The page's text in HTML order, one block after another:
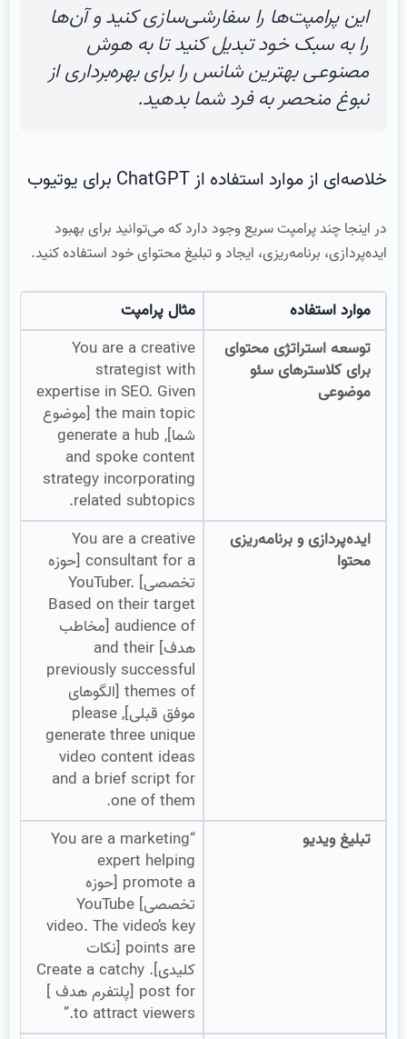
این پرامپت‌ها را سفارشی‌سازی کنید و آن‌ها
را به سبک خود تبدیل کنید تا به هوش
مصنوعی بهترین شانس را برای بهره‌برداری از
نبوغ منحصر به فرد شما بدهید.
خلاصه‌ای از موارد استفاده از ChatGPT برای یوتیوب
در اینجا چند پرامپت سریع وجود دارد که می‌توانید برای بهبود
ایده‌پردازی، برنامه‌ریزی، ایجاد و تبلیغ محتوای خود استفاده کنید.
موارد استفاده
مثال پرامپت
توسعه استراتژی محتوای
برای کلاسترهای سئو
موضوعی
You are a creative
strategist with
expertise in SEO. Given
the main topic [موضوع
شما], generate a hub
and spoke content
strategy incorporating
related subtopics.
ایده‌پردازی و برنامه‌ریزی
محتوا
You are a creative
consultant for a [حوزه
تخصصی] YouTuber.
Based on their target
audience of [مخاطب
هدف] and their
previously successful
themes of [الگوهای
موفق قبلی], please
generate three unique
video content ideas
and a brief script for
one of them.
تبلیغ ویدیو
“You are a marketing
expert helping
promote a [حوزه
تخصصی] YouTube
video. The video’s key
points are [نکات
کلیدی]. Create a catchy
post for [پلتفرم هدف ]
to attract viewers.”